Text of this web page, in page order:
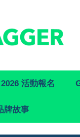
活動報名
牌故事